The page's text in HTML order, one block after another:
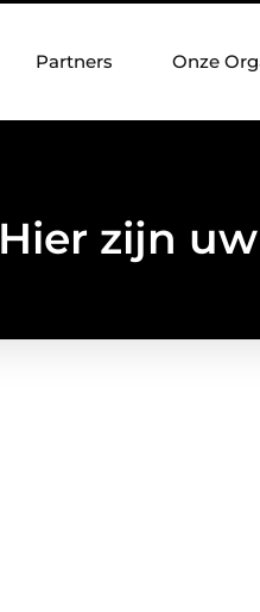
Partners Onze
Hier zijn